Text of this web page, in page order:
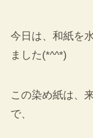
今日は、和紙を
ました(*^^*)
この染め紙は、
で、